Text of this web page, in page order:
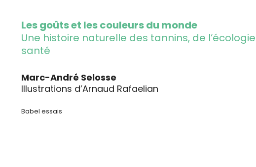
Les goûts et les couleurs du monde
Une histoire naturelle des tannins, de
santé
Marc-André Selosse
Illustrations d’Arnaud Rafaelian
Babel essais